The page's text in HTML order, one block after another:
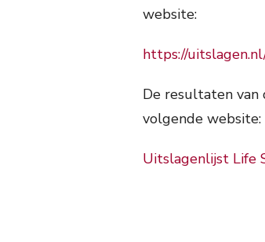
website:
https://
De resultaten van
volgende website:
Uitslagenlijst Life